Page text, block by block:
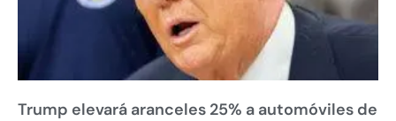
Trump elevará aranceles 25% a automóviles de